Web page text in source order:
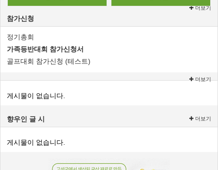
참가신청
정기총회
가족등반대회 참가신청서
골프대회 참가신청 (테스트)
더보기
게시물이 없습니다.
더보기
향우인 글 시
게시물이 없습니다.
더보기